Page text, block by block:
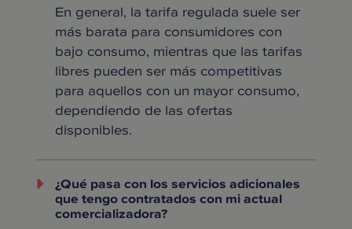
En general, la tarifa regulada suele ser
más barata para consumidores con
bajo consumo, mientras que las tarifas
libres pueden ser más competitivas
para aquellos con un mayor consumo,
dependiendo de las ofertas
disponibles.
¿Qué pasa con los servicios adicionales
que tengo contratados con mi actual
comercializadora?